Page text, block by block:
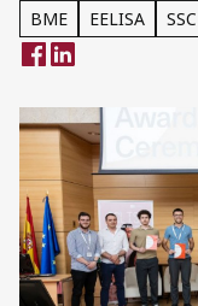
BME EELISA SSC